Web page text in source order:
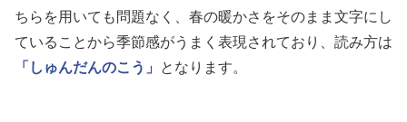
ちらを用いても問題なく、春の暖かさをそのまま文字にし
ていることから季節感がうまく表現されており、読み方は
「しゅんだんのこう」
となります。